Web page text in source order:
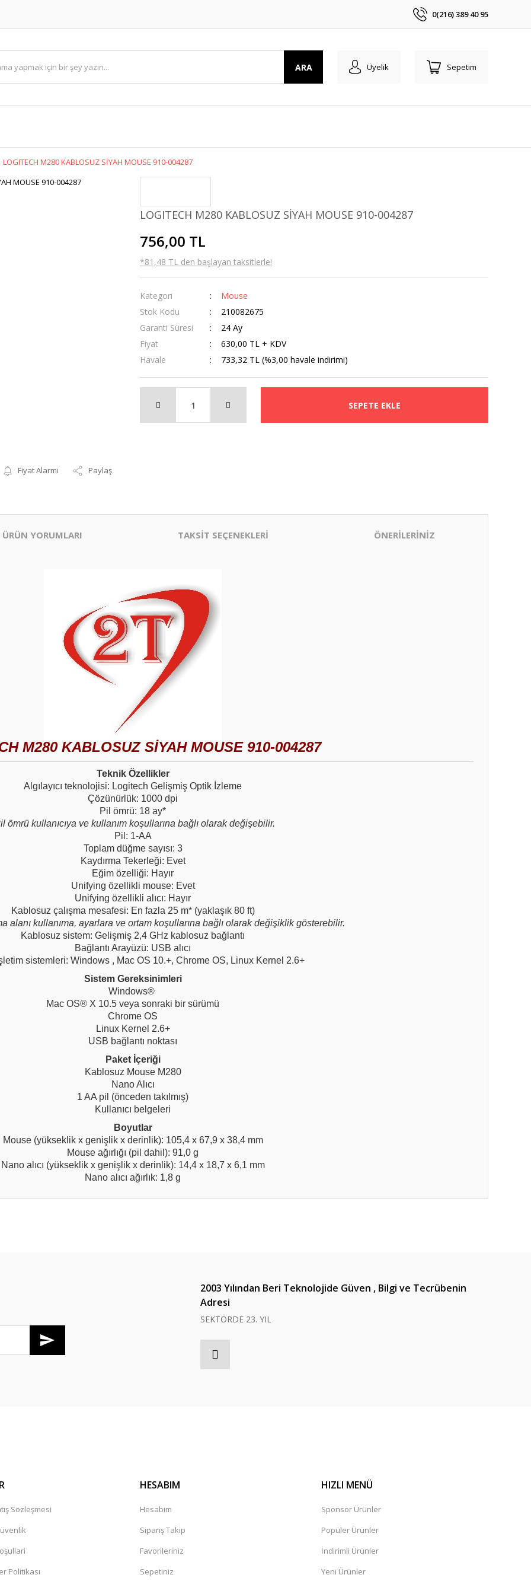
0(216) 389 40 95
ARA Üyelik Sepetim
LOGITECH M280 KABLOSUZ SİYAH MOUSE 910-004287
Fiyat Alarmı Paylaş
LOGITECH M280 KABLOSUZ SİYAH MOUSE 910-004287
756,00 TL
*81,48 TL den başlayan taksitlerle!
Kategori
Mouse
Stok Kodu
210082675
Garanti Süresi
24 Ay
Fiyat
630,00 TL + KDV
Havale
733,32 TL (%3,00 havale indirimi)
SEPETE EKLE
ÜRÜN YORUMLARI TAKSİT SEÇENEKLERİ ÖNERİLERİNİZ
M280 KABLOSUZ SİYAH MOUSE 910-004287
Teknik Özellikler
Algılayıcı teknolojisi: Logitech Gelişmiş Optik İzleme
Çözünürlük: 1000 dpi
Pil ömrü: 18 ay*
ömrü kullanıcıya ve kullanım koşullarına bağlı olarak değişebilir.
Pil: 1-AA
Toplam düğme sayısı: 3
Kaydırma Tekerleği: Evet
Eğim özelliği: Hayır
Unifying özellikli mouse: Evet
Unifying özellikli alıcı: Hayır
Kablosuz çalışma mesafesi: En fazla 25 m* (yaklaşık 80 ft)
alanı kullanıma, ayarlara ve ortam koşullarına bağlı olarak değişiklik gösterebilir.
Kablosuz sistem: Gelişmiş 2,4 GHz kablosuz bağlantı
Bağlantı Arayüzü: USB alıcı
sistemleri: Windows , Mac OS 10.+, Chrome OS, Linux Kernel 2.6+
Sistem Gereksinimleri
Windows®
Mac OS® X 10.5 veya sonraki bir sürümü
Chrome OS
Linux Kernel 2.6+
USB bağlantı noktası
Paket İçeriği
Kablosuz Mouse M280
Nano Alıcı
1 AA pil (önceden takılmış)
Kullanıcı belgeleri
Boyutlar
Mouse (yükseklik x genişlik x derinlik): 105,4 x 67,9 x 38,4 mm
Mouse ağırlığı (pil dahil): 91,0 g
Nano alıcı (yükseklik x genişlik x derinlik): 14,4 x 18,7 x 6,1 mm
Nano alıcı ağırlık: 1,8 g
2003 Yılından Beri Teknolojide Güven , Bilgi ve Tecrübenin
Adresi
SEKTÖRDE 23. YIL
Sözleşmesi
Politikası
HESABIM
Hesabım
Sipariş Takip
Favorileriniz
Sepetiniz
HIZLI MENÜ
Sponsor Ürünler
Popüler Ürünler
İndirimli Ürünler
Yeni Ürünler